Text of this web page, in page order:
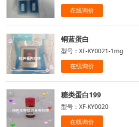
在线询价
铜蓝蛋白
型号：XF-KY0021-1mg
在线询价
糖类蛋白199
型号：XF-KY0020
在线询价